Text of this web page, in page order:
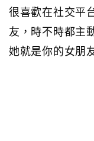
很喜歡在社交平
友，時不時都主
她就是你的女朋